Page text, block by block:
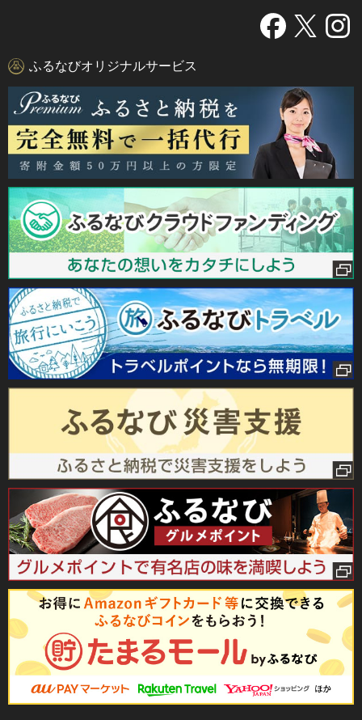
ふるなびオリジナルサービス